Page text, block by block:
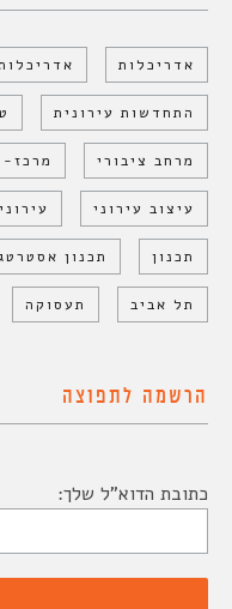
אדריכלות
התחדשות עירונית
מרחב ציבורי מרכז-
עיצוב עירוני
תכנון תכנון
תל אביב תעסוקה
הרשמה לתפוצה
כתובת הדוא"ל שלך: